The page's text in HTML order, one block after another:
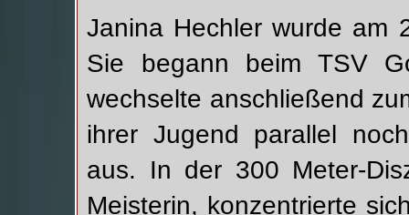
Janina Hechler wurde am
Sie begann beim TSV
wechselte anschließend
ihrer Jugend parallel
aus. In der 300 Meter-
Meisterin, konzentrierte